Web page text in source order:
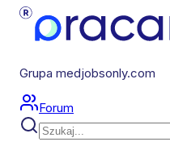
Grupa medjobsonly.com
Forum